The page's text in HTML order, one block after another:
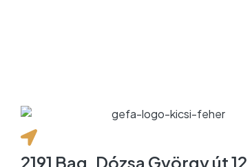
2191 Bag, Dózsa György út 12.